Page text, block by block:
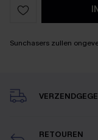
Sunchasers zullen
RETOUREN